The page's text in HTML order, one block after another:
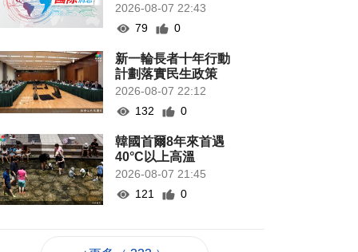
2026-08-07 22:43
79
0
新一輪長者十年行動
計劃落實民生政策
2026-08-07 22:12
132
0
韓國首爾8年來首遇
40°C以上高溫
2026-08-07 21:45
121
0